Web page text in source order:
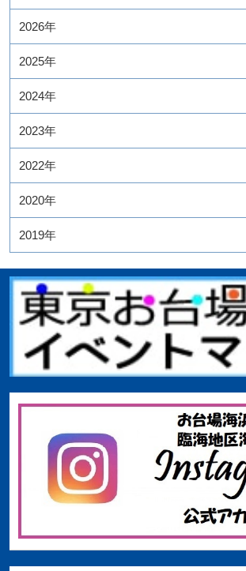
2026年
2025年
2024年
2023年
2022年
2020年
2019年